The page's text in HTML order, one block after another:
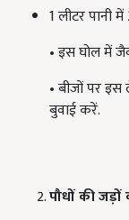
1 लीटर पानी
• इस घोल में
• बीजों पर
बुवाई करें.
पौधोंकीजड़ों